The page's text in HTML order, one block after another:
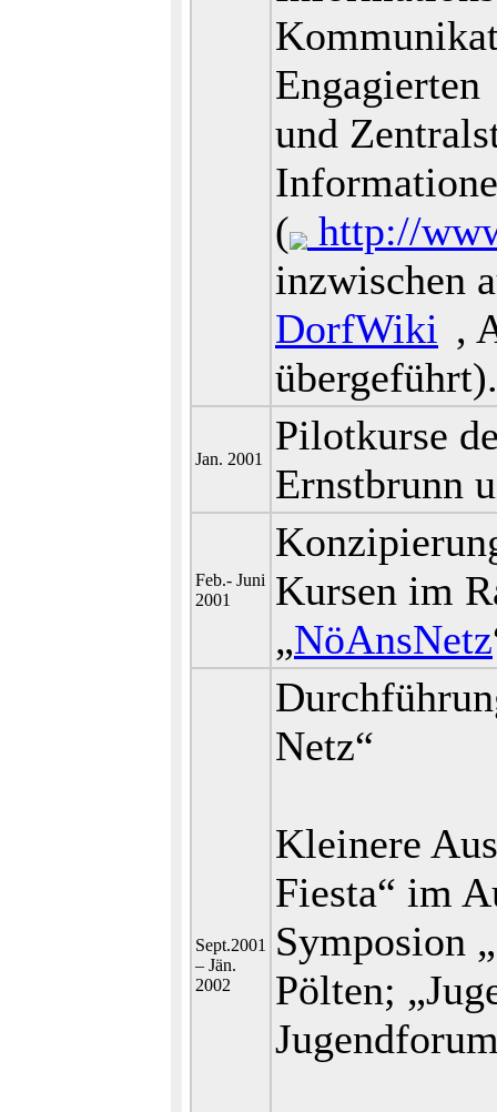
Engagierten
und
(
http://
inzwischen
DorfWiki ,
übergeführt).
Jan. 2001
Pilotkurse
Ernstbrunn
Feb.- Juni
2001
Kursen im
„NöAnsNetz
Sept.2001
– Jän.
2002
Netz“
Kleinere
Fiesta“ im
Symposion
Pölten;